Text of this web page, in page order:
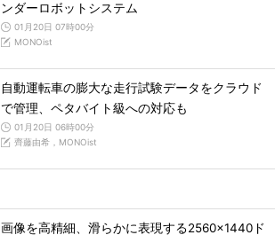
ンダーロボットシステム
01月20日 07時00分
MONOist
自動運転車の膨大な走行試験データをクラウド
で管理、ペタバイト級への対応も
01月20日 06時00分
齊藤由希，MONOist
画像を高精細、滑らかに表現する2560×1440ド